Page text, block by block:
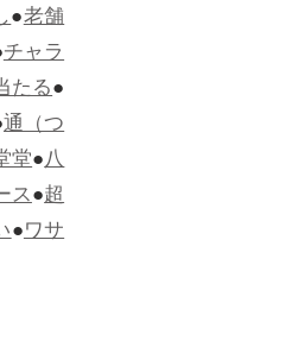
●老舗
チャラ
たる●
通（つ
堂●八
ス●超
●ワサ